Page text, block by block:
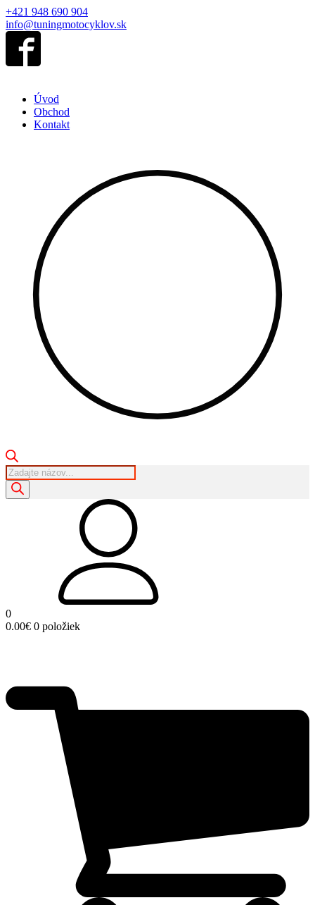
+421 948 690 904
info@tuningmotocyklov.sk
Úvod
Obchod
Kontakt
Products
search
0
0.00€ 0 položiek